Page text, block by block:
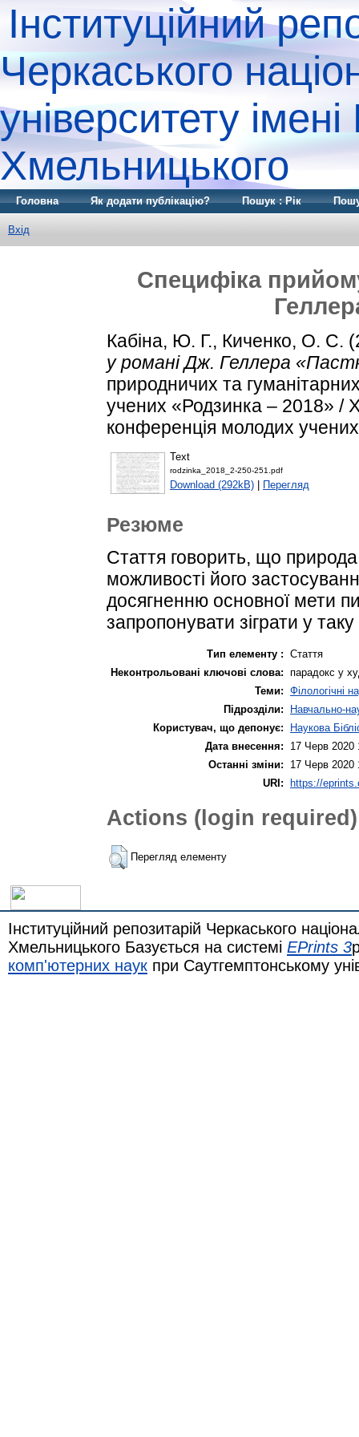
Інституційний
Черкаського
університету
Хмельницького
Головна Як додати публікацію? Пошук : Рік
Вхід
Специфіка
Кабіна, Ю. Г., Киченко, О. С.
у романі Дж. Геллера
природничих та
учених «Родзинка – 2018» /
конференція молодих
Text
rodzinka_2018_2-250-251.pdf
Download (292kB) Перегляд
Резюме
Стаття говорить, що
можливості його
досягненню основної мети
запропонувати зіграти у
Тип елементу : Стаття
Неконтрольовані ключові слова: парадокс у
Теми: Філологічні
Підрозділи:
Навчально-
Користувач, що депонує:
Наукова
Дата внесення:
17 Черв 2020
Останні зміни:
17 Черв 2020
URI: https://
Actions (login required)
Перегляд елементу
Інституційний репозитарій Черкаського
Хмельницького Базується на системі EPrints 3
комп'ютерних наук при Саутгемптонському